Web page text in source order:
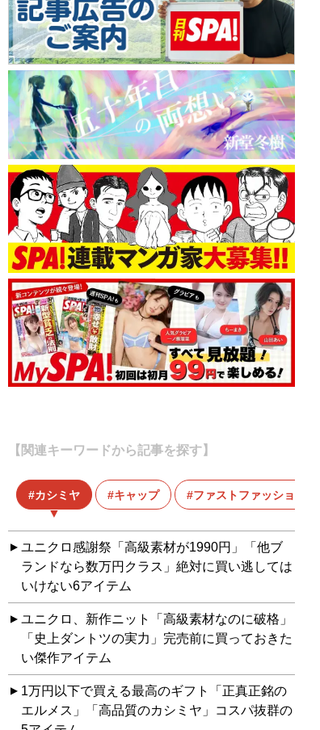
【関連キーワードから記事を探す】
カシミヤ キャップ ファストファッション
ユニクロ感謝祭「高級素材が1990円」「他ブ
ランドなら数万円クラス」絶対に買い逃しては
いけない6アイテム
ユニクロ、新作ニット「高級素材なのに破格」
「史上ダントツの実力」完売前に買っておきた
い傑作アイテム
1万円以下で買える最高のギフト「正真正銘の
エルメス」「高品質のカシミヤ」コスパ抜群の